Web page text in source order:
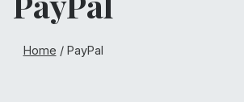
Home / PayPal